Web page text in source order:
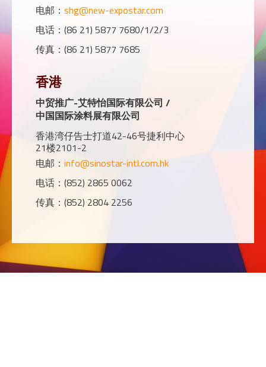
电邮： shg@new-expostar.com
电话：(86 21) 5877 7680/1/2/3
传真：(86 21) 5877 7685
香港
中贸推广-艾特怡国际有限公司 /
中国国际涂料展有限公司
香港湾仔告士打道42-46号捷利中心
21楼2101-2
电邮： info@sinostar-intl.com.hk
电话：(852) 2865 0062
传真：(852) 2804 2256